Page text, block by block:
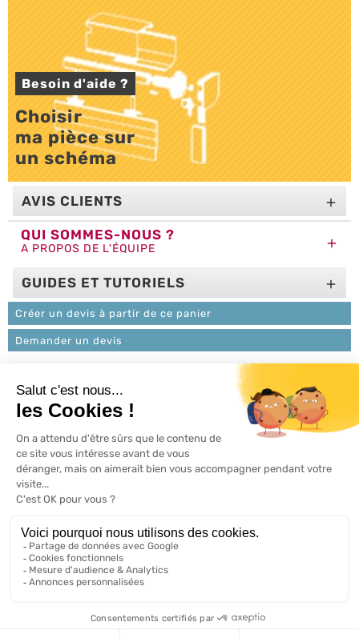
Besoin d'aide ?
Choisir
ma pièce sur
un schéma
AVIS CLIENTS 
QUI SOMMES-NOUS ?
A PROPOS DE L'ÉQUIPE 
GUIDES ET TUTORIELS 
Créer un devis à partir de ce panier
Demander un devis
L'ACTU 100% VOLET ROULANT

SERVICES
INFORMATIONS
A propos de 100% volets roulant
Conditions générales de vente